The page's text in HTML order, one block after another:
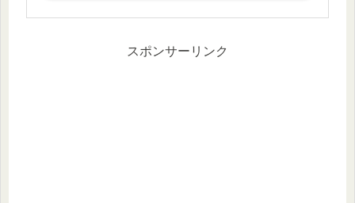
スポンサーリンク